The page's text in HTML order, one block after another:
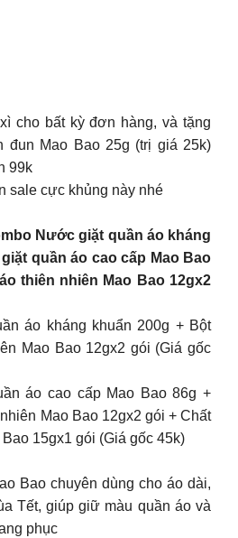
cho bất kỳ đơn hàng, và tặng
đun Mao Bao 25g (trị giá 25k)
99k
sale cực khủng này nhé
Nước giặt quần áo kháng
quần áo cao cấp Mao Bao
thiên nhiên Mao Bao 12gx2
áo kháng khuẩn 200g + Bột
Mao Bao 12gx2 gói (Giá gốc
áo cao cấp Mao Bao 86g +
Mao Bao 12gx2 gói + Chất
15gx1 gói (Giá gốc 45k)
Bao chuyên dùng cho áo dài,
Tết, giúp giữ màu quần áo và
phục